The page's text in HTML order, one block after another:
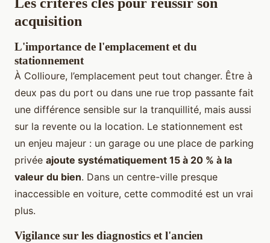
acquisition
L'importance de l'emplacement et du
stationnement
À Collioure, l’emplacement peut tout changer. Être à
deux pas du port ou dans une rue trop passante fait
une différence sensible sur la tranquillité, mais aussi
sur la revente ou la location. Le stationnement est
un enjeu majeur : un garage ou une place de parking
privée ajoute systématiquement 15 à 20 % à la
valeur du bien. Dans un centre-ville presque
inaccessible en voiture, cette commodité est un vrai
plus.
Vigilance sur les diagnostics et l'ancien